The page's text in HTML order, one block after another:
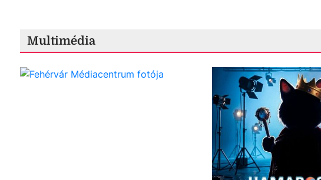
Multimédia